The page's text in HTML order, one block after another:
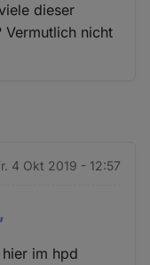
dieser
Vermutlich nicht
4 Okt 2019 - 12:57
im hpd